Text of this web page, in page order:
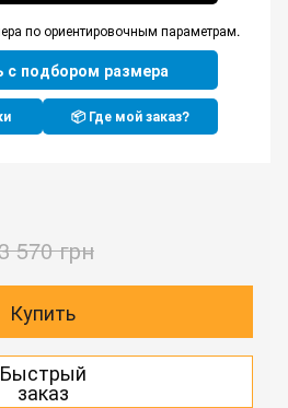
по ориентировочным параметрам.
подбором размера
📦 Где мой заказ?
570 грн
Купить
Быстрый
заказ